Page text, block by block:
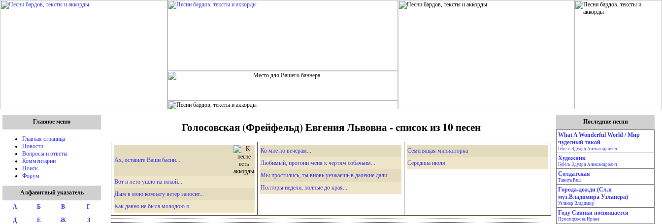
Главное меню
Главная страница
Новости
Вопросы и ответы
Комментарии
Поиск
Форум
Алфавитный указатель
А Б В
Г
Д
Е Ж
З
Голосовская (Фрейфельд) Евгения Львовна - cписок из 10 песен
Ах, оставьте Ваши басни...
Вот и лето ушло на покой...
Дым в мою комнату ветер заносит...
Как давно не была молодою я...
Ко мне по вечерам...
Любимый, прогони меня к чертям собачьим...
Мы простились, ты вновь уезжаешь в далекие дали...
Полторы недели, полные до края...
Семенящая миниатюрка
Середина июля
Последние песни
What A Wonderful World / Мир
чудесный такой
Гебель Эдуард Александрович
Художник
Гебель Эдуард Александрович
Солдатская
Танита Раш
Города-дожди (Сл.и
муз.Владимира Узланера)
Узланер Владимир
Году Свиньи посвящается
Просвирякова Ирина